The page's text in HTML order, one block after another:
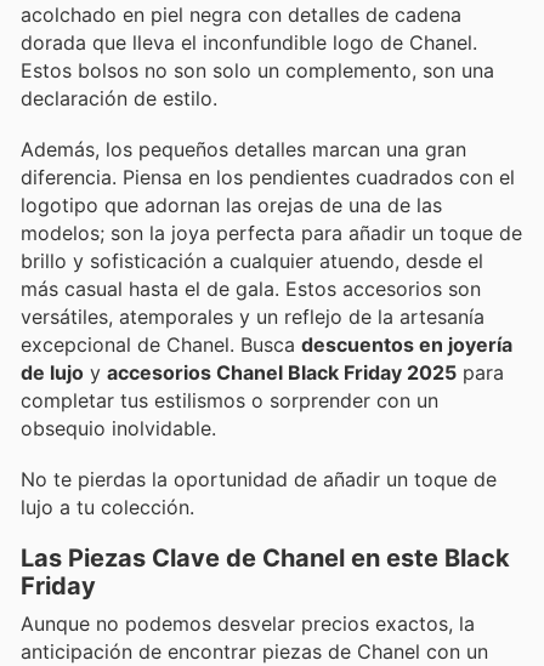
acolchado en piel negra con detalles de cadena
dorada que lleva el inconfundible logo de Chanel.
Estos bolsos no son solo un complemento, son una
declaración de estilo.
Además, los pequeños detalles marcan una gran
diferencia. Piensa en los pendientes cuadrados con el
logotipo que adornan las orejas de una de las
modelos; son la joya perfecta para añadir un toque de
brillo y sofisticación a cualquier atuendo, desde el
más casual hasta el de gala. Estos accesorios son
versátiles, atemporales y un reflejo de la artesanía
excepcional de Chanel. Busca descuentos en joyería
de lujo y accesorios Chanel Black Friday 2025 para
completar tus estilismos o sorprender con un
obsequio inolvidable.
No te pierdas la oportunidad de añadir un toque de
lujo a tu colección.
Las Piezas Clave de Chanel en este Black
Friday
Aunque no podemos desvelar precios exactos, la
anticipación de encontrar piezas de Chanel con un